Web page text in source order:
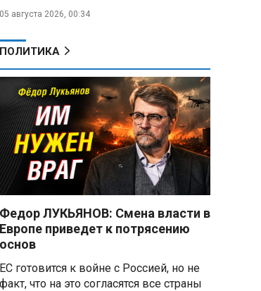
Владимир Путин:
области — главный приоритет, но
Год колонии за попытку
«пересидеть» призыв в России:
жителя Славгородского района
осудили за уклонение от
службы
В Свердловской области
взорван автомобиль директора
производителя дронов «Упырь»
Российские пловцы
первого дня Кубка мира по
зимнему плаванию
05 августа 2026, 00:34
ПОЛИТИКА
Федор ЛУКЬЯНОВ: Смена власти в
Европе приведет к потрясению
основ
ЕС готовится к войне с Россией, но не
факт, что на это согласятся все страны